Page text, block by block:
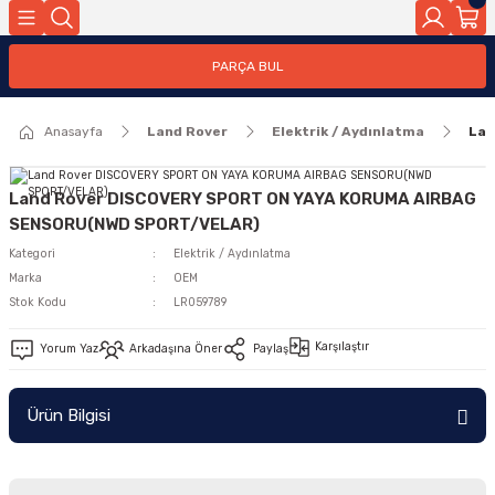
PARÇA BUL
Anasayfa Land Rover Elektrik / Aydınlatma
Land Rover DISCOVERY SPORT ON YAYA KORUMA AIRBAG
SENSORU(NWD SPORT/VELAR)
Kategori
Elektrik / Aydınlatma
Marka
OEM
Stok Kodu
LR059789
Yorum Yaz Arkadaşına Öner Paylaş Karşılaştır
Ürün Bilgisi